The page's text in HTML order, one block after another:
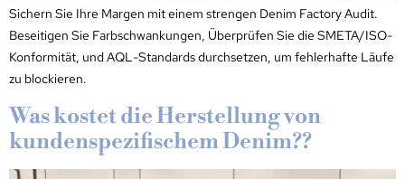
Sichern Sie Ihre Margen mit einem strengen Denim Factory Audit.
Beseitigen Sie Farbschwankungen, Überprüfen Sie die SMETA/ISO-
Konformität, und AQL-Standards durchsetzen, um fehlerhafte Läufe
zu blockieren.
Was kostet die Herstellung von
kundenspezifischem Denim??